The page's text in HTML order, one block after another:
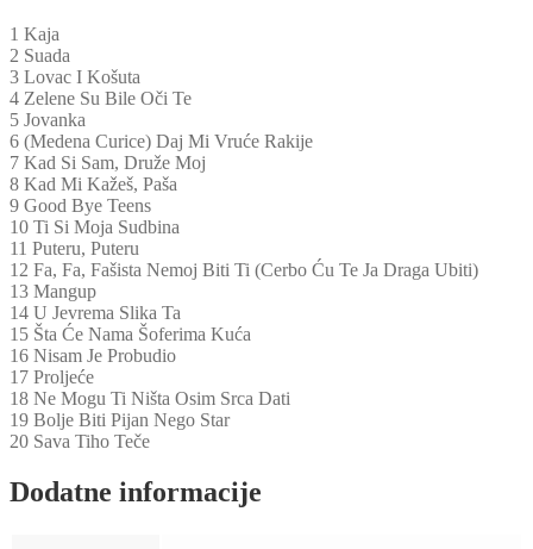
1 Kaja
2 Suada
3 Lovac I Košuta
4 Zelene Su Bile Oči Te
5 Jovanka
6 (Medena Curice) Daj Mi Vruće Rakije
7 Kad Si Sam, Druže Moj
8 Kad Mi Kažeš, Paša
9 Good Bye Teens
10 Ti Si Moja Sudbina
11 Puteru, Puteru
12 Fa, Fa, Fašista Nemoj Biti Ti (Cerbo Ću Te Ja Draga Ubiti)
13 Mangup
14 U Jevrema Slika Ta
15 Šta Će Nama Šoferima Kuća
16 Nisam Je Probudio
17 Proljeće
18 Ne Mogu Ti Ništa Osim Srca Dati
19 Bolje Biti Pijan Nego Star
20 Sava Tiho Teče
Dodatne informacije